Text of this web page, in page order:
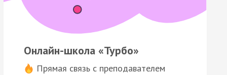
Онлайн-школа «Турбо»
Прямая связь с преподавателем